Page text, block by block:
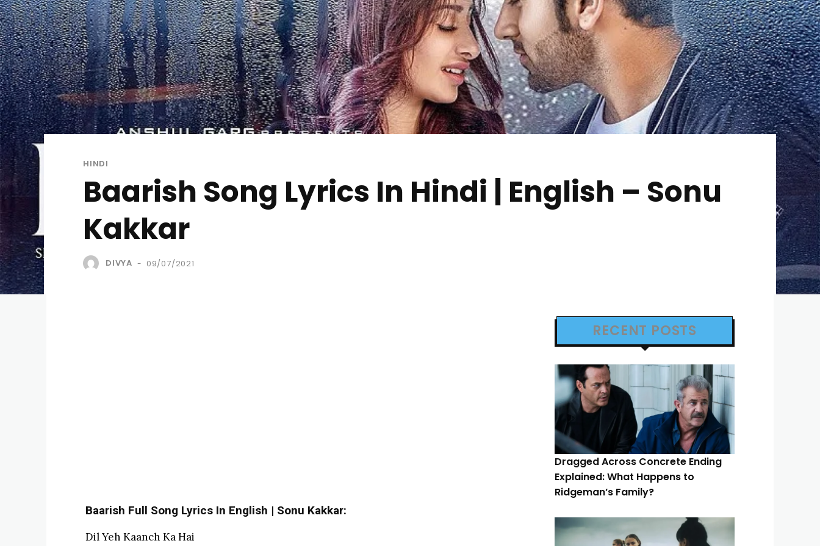
HINDI
Baarish Song Lyrics In Hindi | English – Sonu
Kakkar
DIVYA - 09/07/2021
Baarish Full Song Lyrics In English | Sonu Kakkar:
Dil Yeh Kaanch Ka Hai
RECENT POSTS
Dragged Across Concrete Ending
Explained: What Happens to
Ridgeman’s Family?